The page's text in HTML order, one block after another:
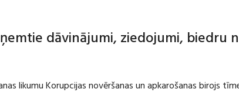
dāvinājumi, ziedojumi, biedru
likumu Korupcijas novēršanas un apkarošanas birojs